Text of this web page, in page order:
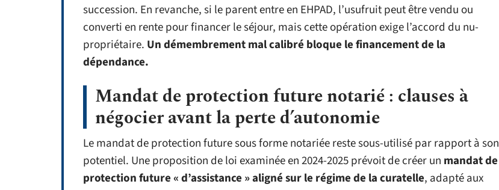
succession. En revanche, si le parent entre en EHPAD, l’usufruit peut être vendu ou
converti en rente pour financer le séjour, mais cette opération exige l’accord du nu-
propriétaire. Un démembrement mal calibré bloque le financement de la
dépendance.
Mandat de protection future notarié : clauses à
négocier avant la perte d’autonomie
Le mandat de protection future sous forme notariée reste sous-utilisé par rapport à son
potentiel. Une proposition de loi examinée en 2024-2025 prévoit de créer un mandat de
protection future « d’assistance » aligné sur le régime de la curatelle, adapté aux